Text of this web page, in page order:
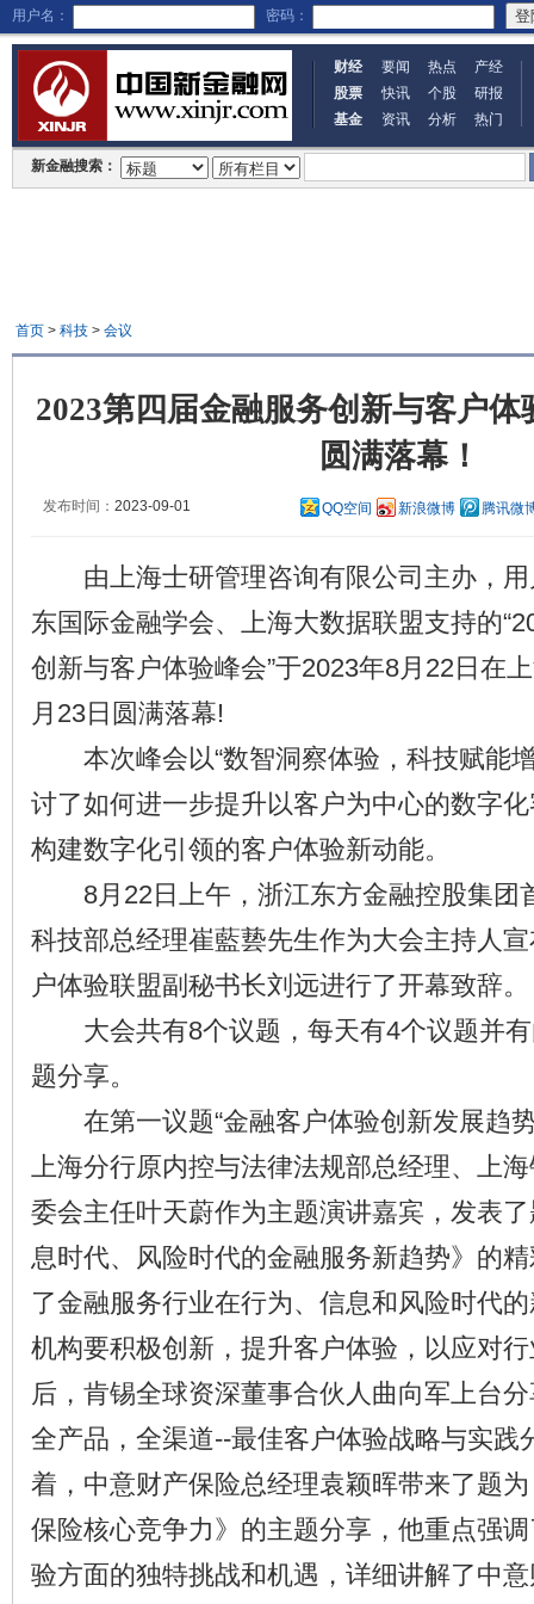
用户名： 密码：
财经 要闻 热点
产经
股票
快讯 个股
研报
基金
资讯 分析 热门
新金融搜索：
首页> 科技> 会议
2023第四届金融服务创新与客户体
圆满落幕！
发布时间： 2023-09-01 QQ空间 新浪微博 腾讯微
由上海士研管理咨询有限公司主办，用
东国际金融学会、上海大数据联盟支持的
创新与客户体验峰会”于2023年8月22日在
月23日圆满落幕!
本次峰会以“数智洞察体验，科技赋能增
讨了如何进一步提升以客户为中心的数字
构建数字化引领的客户体验新动能。
8月22日上午，浙江东方金融控股集团
科技部总经理崔藍兿先生作为大会主持人
户体验联盟副秘书长刘远进行了开幕致辞。
大会共有8个议题，每天有4个议题并有
题分享。
在第一议题“金融客户体验创新发展趋势
上海分行原内控与法律法规部总经理、上
委会主任叶天蔚作为主题演讲嘉宾，发表
息时代、风险时代的金融服务新趋势》的
了金融服务行业在行为、信息和风险时代
机构要积极创新，提升客户体验，以应对
后，肯锡全球资深董事合伙人曲向军上台
全产品，全渠道--最佳客户体验战略与实践
着，中意财产保险总经理袁颖晖带来了题
保险核心竞争力》的主题分享，他重点强
验方面的独特挑战和机遇，详细讲解了中